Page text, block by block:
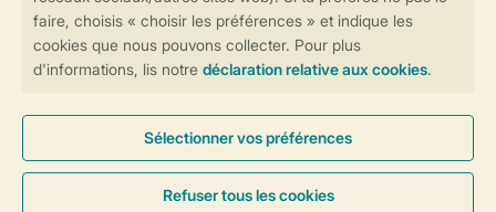
Plus d’infos et préférences
Paiement sécurisé